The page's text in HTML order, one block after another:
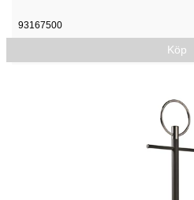
93167500
Köp